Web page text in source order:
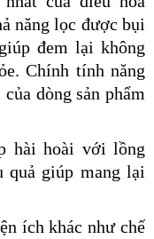
năng lọc được bụi
đem lại không
Chính tính năng
dòng sản phẩm
hài hoài với lồng
quả giúp mang lại
ích khác như chế